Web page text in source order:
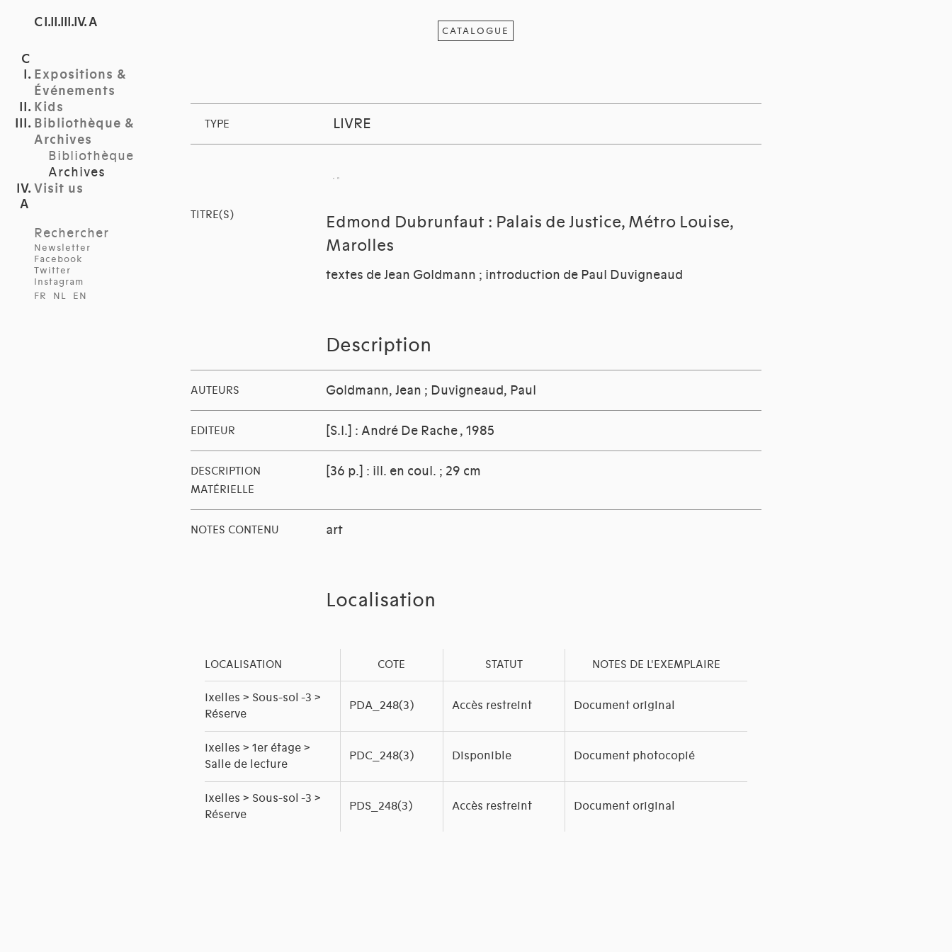
C I.II.III.IV. A
Expositions &
Événements
Kids
Bibliothèque &
Archives
Bibliothèque
Archives
Visit us
Rechercher
Newsletter
Facebook
Twitter
Instagram
FR
NL EN
CATALOGUE
TYPE LIVRE
TITRE(S)
Edmond Dubrunfaut : Palais de Justice, Métro Louise,
Marolles
textes de Jean Goldmann ; introduction de Paul Duvigneaud
Description
AUTEURS Goldmann, Jean ; Duvigneaud, Paul
EDITEUR [S.l.] : André De Rache, 1985
DESCRIPTION
MATÉRIELLE
[36 p.] : ill. en coul. ; 29 cm
NOTES CONTENU art
Localisation
LOCALISATION COTE STATUT NOTES DE L'EXEMPLAIRE
Ixelles > Sous-sol -3 >
Réserve
PDA_248(3) Accès restreint Document original
Ixelles > 1er étage >
Salle de lecture
PDC_248(3) Disponible Document photocopié
Ixelles > Sous-sol -3 >
Réserve
PDS_248(3) Accès restreint Document original